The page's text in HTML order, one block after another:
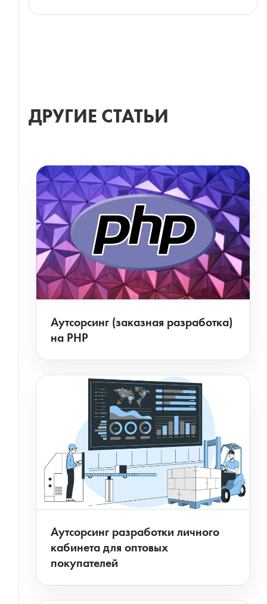
ДРУГИЕ СТАТЬИ
Аутсорсинг (заказная разработка)
на PHP
Аутсорсинг разработки личного
кабинета для оптовых
покупателей
СКАЧАТЬ ФАЙЛ